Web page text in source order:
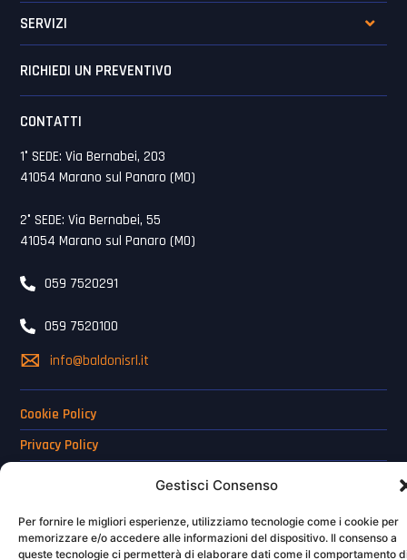
Gestisci Consenso
Per fornire le migliori esperienze, utilizziamo tecnologie come i cookie per
memorizzare e/o accedere alle informazioni del dispositivo. Il consenso a
queste tecnologie ci permetterà di elaborare dati come il comportamento
SERVIZI
RICHIEDI UN PREVENTIVO
CONTATTI
1° SEDE: Via Bernabei, 203
41054 Marano sul Panaro (MO)
2° SEDE: Via Bernabei, 55
41054 Marano sul Panaro (MO)
059 7520291
059 7520100
info@baldonisrl.it
Cookie Policy
Privacy Policy
Termini e Condizioni d’Uso del Sito
Baldoni s.r.l. | P.I. IT03042610364 | Credits:
www.excellentmarketing.it